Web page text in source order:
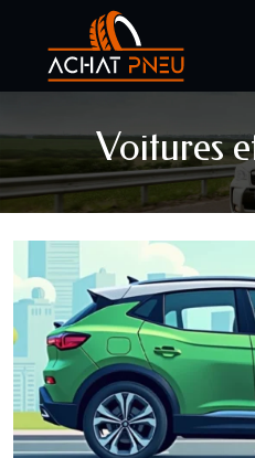
Voitures